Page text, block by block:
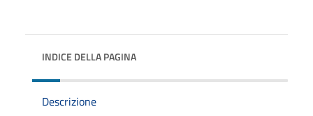
INDICE DELLA PAGINA
Descrizione